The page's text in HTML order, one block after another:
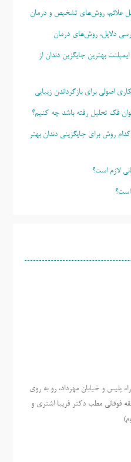
علائم، روش‌های تشخیص و درمان
دلایل، روش‌های درمان
بهترین جایگزین دندان از
اصولی برای بازگرداندن زیبایی
فک تحلیل رفته باشد چه کنیم؟
روش برای جایگزینی دندان بهتر
لازم است؟
است؟
پلیس و خیابان مهرداد، رو به روی
توحید، ساختمان میلاد ٢، طبقه فوقانی مطب دکتر فریبا اشتری و